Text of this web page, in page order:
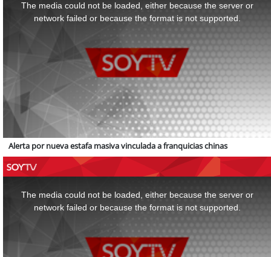
The media could not be loaded, either because the server or
network failed or because the format is not supported.
Alerta por nueva estafa masiva vinculada a franquicias chinas
The media could not be loaded, either because the server or
network failed or because the format is not supported.